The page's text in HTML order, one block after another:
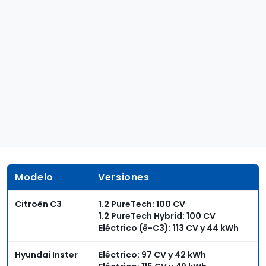
Modelo Versiones
Citroën C3
1.2 PureTech: 100 CV
1.2 PureTech Hybrid: 100 CV
Eléctrico (ë-C3): 113 CV y 44 kWh
Hyundai Inster
Eléctrico: 97 CV y 42 kWh